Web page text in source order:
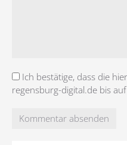
Ich bestätige, dass die
regensburg-digital.de bis
Kommentar absenden